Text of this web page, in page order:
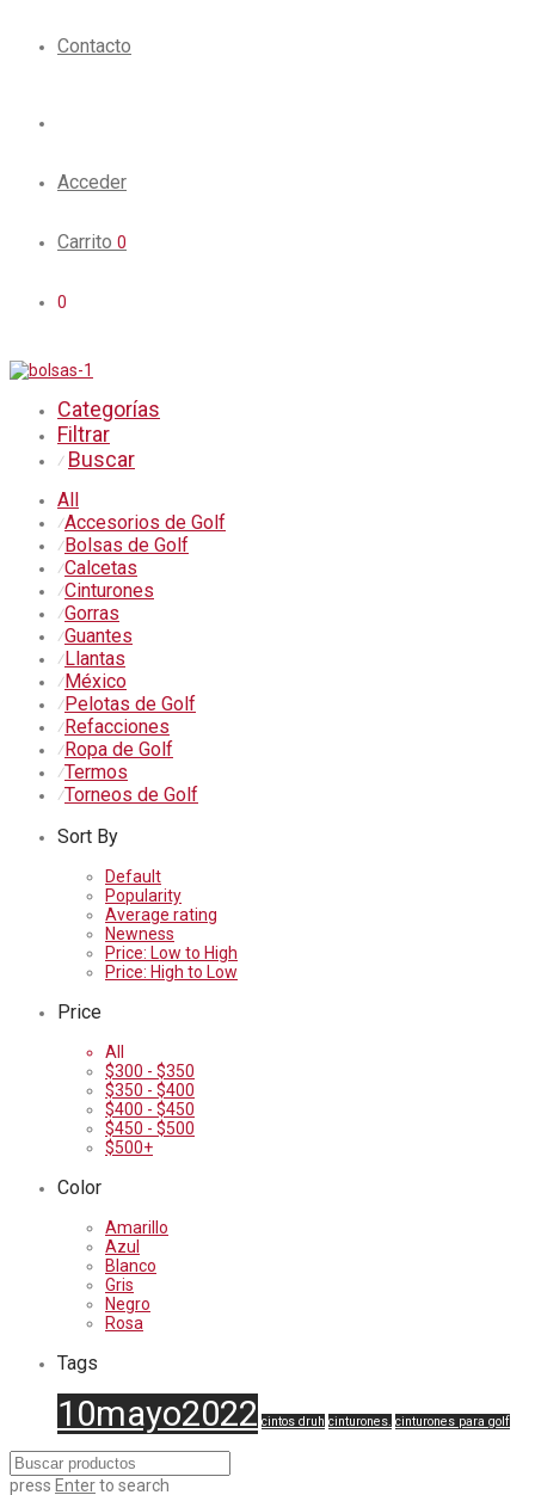
Contacto
Acceder
Carrito 0
0
Categorías
Filtrar
⁄ Buscar
All
⁄Accesorios de Golf
⁄Bolsas de Golf
⁄Calcetas
⁄Cinturones
⁄Gorras
⁄Guantes
⁄Llantas
⁄México
⁄Pelotas de Golf
⁄Refacciones
⁄Ropa de Golf
⁄Termos
⁄Torneos de Golf
Sort By
Default
Popularity
Average rating
Newness
Price: Low to High
Price: High to Low
Price
All
$300 - $350
$350 - $400
$400 - $450
$450 - $500
$500+
Color
Amarillo
Azul
Blanco
Gris
Negro
Rosa
Tags
10mayo2022 cintos druh cinturones. cinturones para golf
press Enterto search